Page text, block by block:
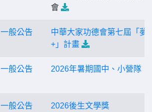
會
一般公告
中華大家功德會第七屆「夢
+」計畫
一般公告 2026年暑期國中、小營隊
一般公告 2026後生文學獎